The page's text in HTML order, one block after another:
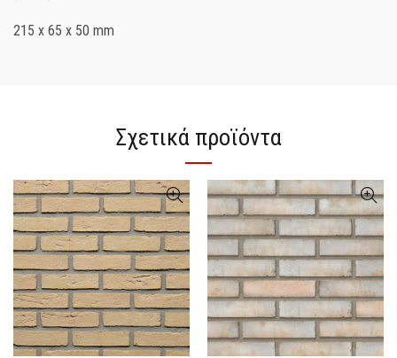
215 x 65 x 50 mm
Σχετικά προϊόντα